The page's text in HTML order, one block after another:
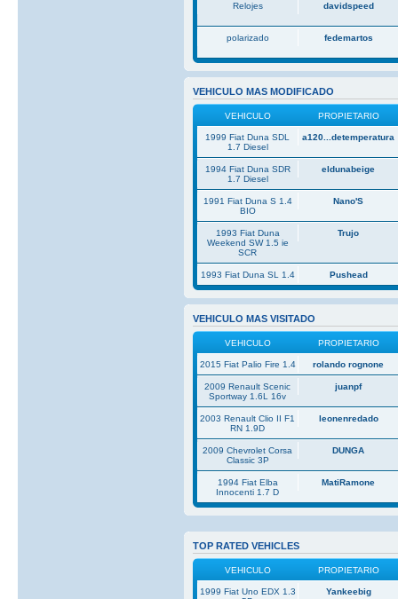
Relojes davidspeed
polarizado fedemartos
VEHICULO MAS MODIFICADO
VEHICULO PROPIETARIO
1999 Fiat Duna SDL
1.7 Diesel
a120...detemperatura
1994 Fiat Duna SDR
1.7 Diesel
eldunabeige
1991 Fiat Duna S 1.4
BIO
Nano'S
1993 Fiat Duna
Weekend SW 1.5 ie
SCR
Trujo
1993 Fiat Duna SL 1.4 Pushead
VEHICULO MAS VISITADO
VEHICULO PROPIETARIO
2015 Fiat Palio Fire 1.4 rolando rognone
2009 Renault Scenic
Sportway 1.6L 16v
juanpf
2003 Renault Clio II F1
RN 1.9D
leonenredado
2009 Chevrolet Corsa
Classic 3P
DUNGA
1994 Fiat Elba
Innocenti 1.7 D
MatiRamone
TOP RATED VEHICLES
VEHICULO PROPIETARIO
1999 Fiat Uno EDX 1.3
Yankeebig